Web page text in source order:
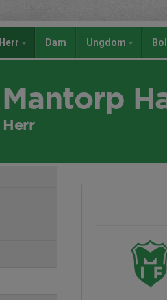
Herr Dam Ungdom
Mantorp
Herr